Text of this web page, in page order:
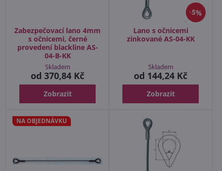
Zabezpečovací lano 4mm
s očnicemi, černé
provedení blackline AS-
04-B-KK
Skladem
od 370,84 Kč
Zobrazit
5%
Lano s očnicemi
zinkované AS-04-KK
Skladem
od 144,24 Kč
Zobrazit
NA OBJEDNÁVKU